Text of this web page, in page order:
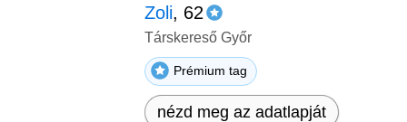
Zoli, 62
Társkereső Győr
Prémium tag
nézd meg az adatlapját